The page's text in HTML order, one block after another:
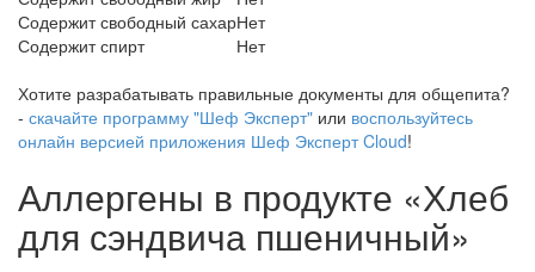
Содержит свободный сахарНет
Содержит спирт
Нет
Хотите разрабатывать правильные документы для общепита?
- скачайте программу "Шеф Эксперт" или воспользуйтесь
онлайн версией приложения Шеф Эксперт Cloud!
Аллергены в продукте «Хлеб
для сэндвича пшеничный»